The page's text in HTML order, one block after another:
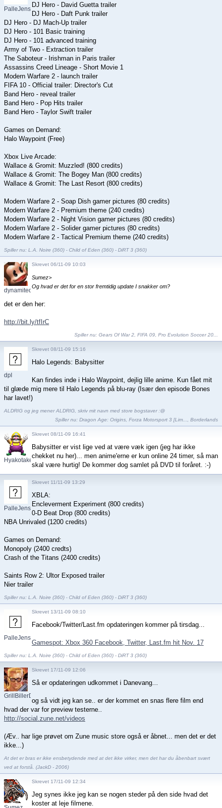
PalleJensen
DJ Hero - David Guetta trailer
DJ Hero - Daft Punk trailer
DJ Hero - DJ Mach-Up trailer
DJ Hero - 101 Basic training
DJ Hero - 101 advanced training
Army of Two - Extraction trailer
The Saboteur - Irishman in Paris trailer
Assassins Creed Lineage - Short Movie 1
Modern Warfare 2 - launch trailer
FIFA 10 - Official trailer: Director's Cut
Band Hero - reveal trailer
Band Hero - Pop Hits trailer
Band Hero - Taylor Swift trailer
Games on Demand:
Halo Waypoint (Free)
Xbox Live Arcade:
Wallace & Gromit: Muzzled! (800 credits)
Wallace & Gromit: The Bogey Man (800 credits)
Wallace & Gromit: The Last Resort (800 credits)
Modern Warfare 2 - Soap Dish gamer pictures (80 credits)
Modern Warfare 2 - Premium theme (240 credits)
Modern Warfare 2 - Night Vision gamer pictures (80 credits)
Modern Warfare 2 - Solider gamer pictures (80 credits)
Modern Warfare 2 - Tactical Premium theme (240 credits)
Spiller nu: L.A. Noire (360) - Child of Eden (360) - DiRT 3 (360)
dynamitedavo
Skrevet 06/11-09 10:03
Sumez>
Og hvad er det for en stor fremtidig update I snakker om?
det er den her:
http://bit.ly/tfIrC
Spiller nu: Gears Of War 2 FIFA 09 Pro Evolution Soccer 20...
dpl
Skrevet 08/11-09 15:16
Halo Legends: Babysitter
Kan findes inde i Halo Waypoint, dejlig lille anime. Kun fået mit
til glæde mig mere til Halo Legends på blu-ray (Især den episode Bones
har lavet!)
ALDRIG og jeg mener ALDRIG, skriv mit navn med store bogstaver :@
Spiller nu: Dragon Age: Origins Forza Motorsport 3 [Lim... Borderlands
Hyakotake
Skrevet 08/11-09 16:41
Babysitter er vist lige ved at være væk igen (jeg har ikke
chekket nu her)... men anime'erne er kun online 24 timer, så man
skal være hurtig! De kommer dog samlet på DVD til foråret. :-)
PalleJensen
Skrevet 11/11-09 13:29
XBLA:
Encleverment Experiment (800 credits)
0-D Beat Drop (800 credits)
NBA Unrivaled (1200 credits)
Games on Demand:
Monopoly (2400 credts)
Crash of the Titans (2400 credits)
Saints Row 2: Ultor Exposed trailer
Nier trailer
Spiller nu: L.A. Noire (360) - Child of Eden (360) - DiRT 3 (360)
PalleJensen
Skrevet 13/11-09 08:10
Facebook/Twitter/Last.fm opdateringen kommer på tirsdag...
Gamespot: Xbox 360 Facebook, Twitter, Last.fm hit Nov. 17
Spiller nu: L.A. Noire (360) - Child of Eden (360) - DiRT 3 (360)
GrillBillerDK
Skrevet 17/11-09 12:06
Så er opdateringen udkommet i Danevang...
og så vidt jeg kan se.. er der kommet en snas flere film end
hvad der var for preview testerne..
http://social.zune.net/videos
(Æv.. har lige prøvet om Zune music store også er åbnet... men det er det
ikke...)
At det er bras er ikke ensbetydende med at det ikke virker, men det har du åbenbart svært
ved at forstå. (JackD - 2006)
Skrevet 17/11-09 12:34
Jeg synes ikke jeg kan se nogen steder på den side hvad det
koster at leje filmene.